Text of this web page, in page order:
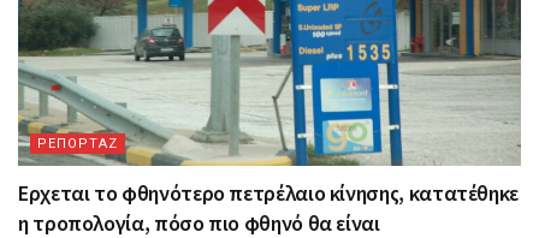
ΡΕΠΟΡΤΑΖ
Ερχεται το φθηνότερο πετρέλαιο κίνησης, κατατέθηκε
η τροπολογία, πόσο πιο φθηνό θα είναι